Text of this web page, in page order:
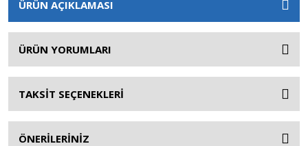
ÜRÜN AÇIKLAMASI
ÜRÜN YORUMLARI
TAKSİT SEÇENEKLERİ
ÖNERİLERİNİZ